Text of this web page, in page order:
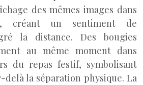
des mêmes images dans
créant un sentiment de
la distance. Des bougies
au même moment dans
du repas festif, symbolisant
la séparation physique. La